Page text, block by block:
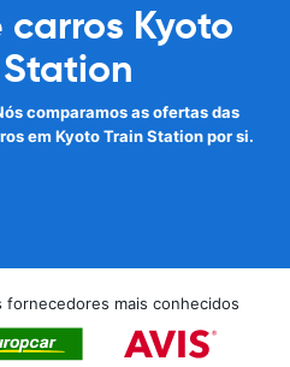
Kyoto
comparamos as ofertas das
em Kyoto Train Station por si.
fornecedores mais conhecidos